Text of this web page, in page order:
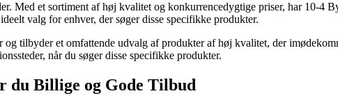
Med et sortiment af høj kvalitet og konkurrencedygtige priser, har 10-4
valg for enhver, der søger disse specifikke produkter.
tilbyder et omfattende udvalg af produkter af høj kvalitet, der
når du søger disse specifikke produkter.
du Billige og Gode Tilbud